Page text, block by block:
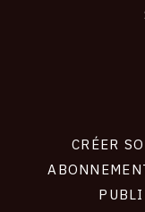
CRÉER